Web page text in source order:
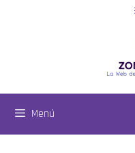
Menú